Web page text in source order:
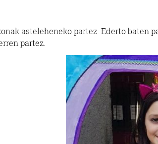
asteleheneko partez. Ederto baten
partez.